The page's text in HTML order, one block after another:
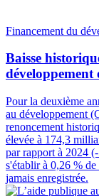
Financement du
Baisse
développement
Pour la deuxième
au développement
renoncement
élevée à 174,3
par rapport à 2024
s'établir à 0,26 %
jamais enregistrée.